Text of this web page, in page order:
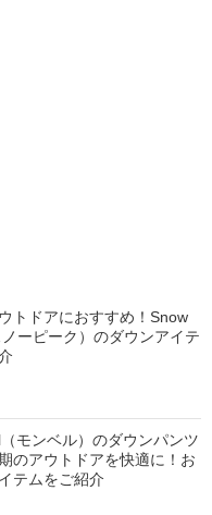
トドアにおすすめ！Snow
ーピーク）のダウンアイテ
モンベル）のダウンパンツ
のアウトドアを快適に！お
テムをご紹介